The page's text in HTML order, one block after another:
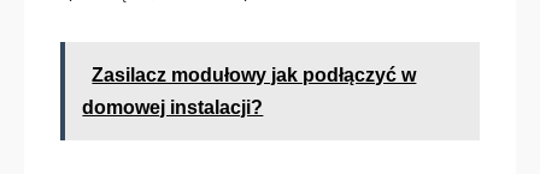
Zasilacz modułowy jak podłączyć w
domowej instalacji?